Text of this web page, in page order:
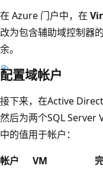
在 Azure 门户中，在
改为包含辅助域控制器
余。
配置域帐户
接下来，在Active
然后为两个SQL Server
中的值用于帐户：
帐户
VM